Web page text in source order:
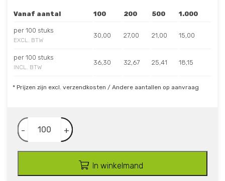
Vanaf aantal 100 200 500 1.000
per 100 stuks
EXCL. BTW
30,00 27,00 21,00 15,00
per 100 stuks
INCL. BTW
36,30 32,67 25,41 18,15
* Prijzen zijn excl. verzendkosten / Andere aantallen op aanvraag
- +
In winkelmand